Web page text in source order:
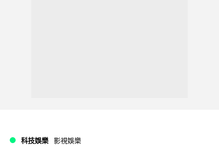
科技娛樂 影視娛樂